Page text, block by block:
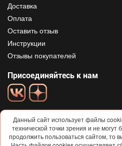
Доставка
Оплата
Оставить отзыв
Инструкции
Отзывы покупателей
Присоединяйтесь к нам
Данный сайт использует файлы
технической точки зрения и не
продолжить пользоваться сайтом, то